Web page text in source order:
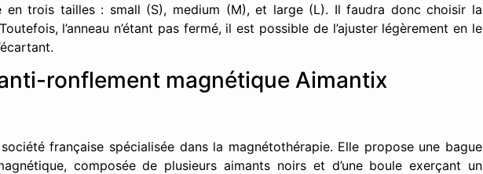
en trois tailles : small (S), medium (M), et large (L). Il faudra donc choisir la
l’anneau n’étant pas fermé, il est possible de l’ajuster légèrement en le
ronflement magnétique Aimantix
française spécialisée dans la magnétothérapie. Elle propose une bague
composée de plusieurs aimants noirs et d’une boule exerçant un